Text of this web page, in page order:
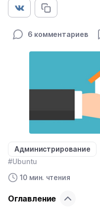
6 комментариев
Администрирование
#Ubuntu
10 мин. чтения
Оглавление